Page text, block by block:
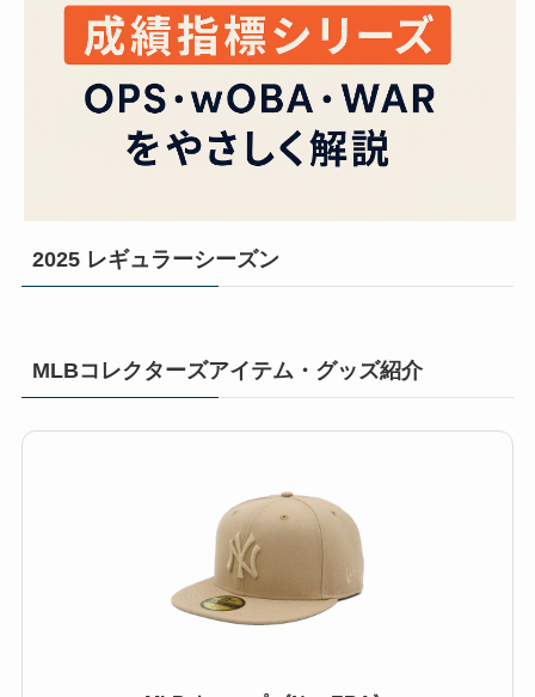
2025 レギュラーシーズン
MLBコレクターズアイテム・グッズ紹介